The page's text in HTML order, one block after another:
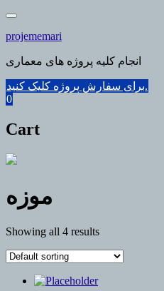
Skip
content
projememari
انجام کلیه پروژه های معماری
برای سفارش پروژه کلیک کنید.
0
Cart
موزه
Showing all 4 results